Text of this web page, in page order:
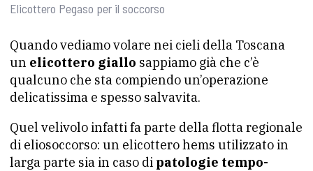
Elicottero Pegaso per il soccorso
Quando vediamo volare nei cieli della Toscana
un elicottero giallo sappiamo già che c’è
qualcuno che sta compiendo un’operazione
delicatissima e spesso salvavita.
Quel velivolo infatti fa parte della flotta regionale
di eliosoccorso: un elicottero hems utilizzato in
larga parte sia in caso di patologie tempo-